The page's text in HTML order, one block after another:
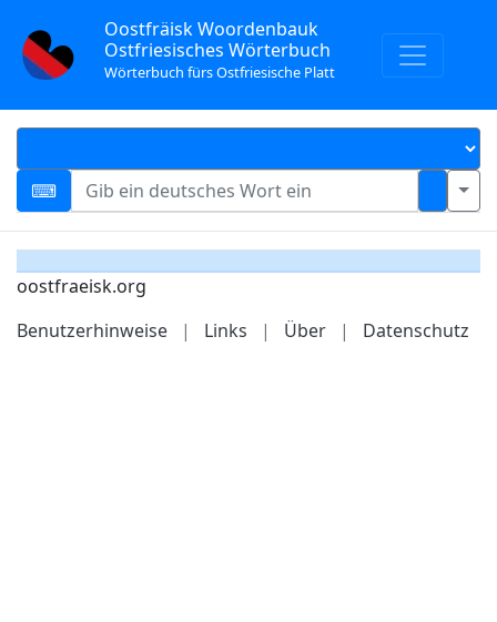
Oostfräisk Woordenbauk
Ostfriesisches Wörterbuch
Wörterbuch fürs Ostfriesische Platt
oostfraeisk.org
Benutzerhinweise
| Links | Über | Datenschutz